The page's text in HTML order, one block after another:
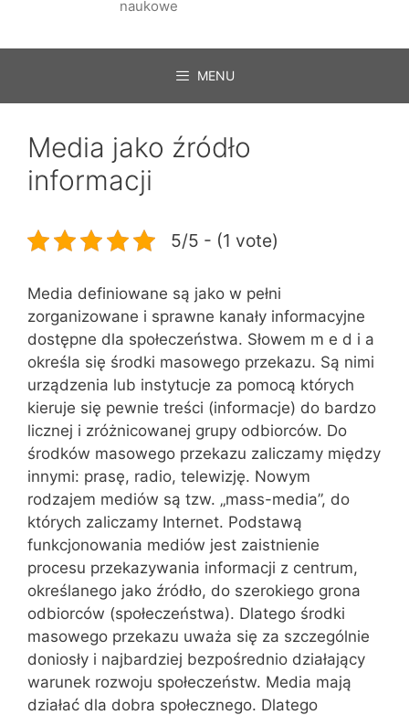
naukowe
MENU
Media jako źródło
informacji
5/5 - (1 vote)
Media definiowane są jako w pełni
zorganizowane i sprawne kanały informacyjne
dostępne dla społeczeństwa. Słowem m e d i a
określa się środki masowego przekazu. Są nimi
urządzenia lub instytucje za pomocą których
kieruje się pewnie treści (informacje) do bardzo
licznej i zróżnicowanej grupy odbiorców. Do
środków masowego przekazu zaliczamy między
innymi: prasę, radio, telewizję. Nowym
rodzajem mediów są tzw. „mass-media”, do
których zaliczamy Internet. Podstawą
funkcjonowania mediów jest zaistnienie
procesu przekazywania informacji z centrum,
określanego jako źródło, do szerokiego grona
odbiorców (społeczeństwa). Dlatego środki
masowego przekazu uważa się za szczególnie
doniosły i najbardziej bezpośrednio działający
warunek rozwoju społeczeństw. Media mają
działać dla dobra społecznego. Dlatego